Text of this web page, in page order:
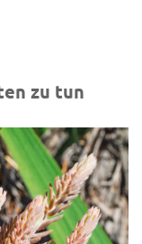
Kontakt
Login
zu tun